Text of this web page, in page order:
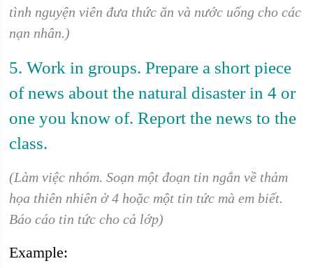
tình nguyện viên đưa thức ăn và nước uống cho các
nạn nhân.)
5. Work in groups. Prepare a short piece
of news about the natural disaster in 4 or
one you know of. Report the news to the
class.
(Làm việc nhóm. Soạn một đoạn tin ngắn về thảm
họa thiên nhiên ở 4 hoặc một tin tức mà em biết.
Báo cáo tin tức cho cả lớp)
Example: